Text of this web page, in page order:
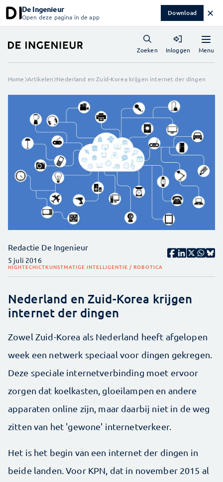
De Ingenieur
Open deze pagina in de app Download ✕
Menu
Zoeken Inloggen
Home Artikelen Nederland en Zuid-Korea krijgen internet der dingen
Redactie De Ingenieur
5 juli 2016
HIGHTECHICTKUNSTMATIGE INTELLIGENTIE / ROBOTICA
Nederland en Zuid-Korea krijgen
internet der dingen
Zowel Zuid-Korea als Nederland heeft afgelopen
week een netwerk speciaal voor dingen gekregen.
Deze speciale internetverbinding moet ervoor
zorgen dat koelkasten, gloeilampen en andere
apparaten online zijn, maar daarbij niet in de weg
zitten van het 'gewone' internetverkeer.
Het is het begin van een internet der dingen in
beide landen. Voor KPN, dat in november 2015 al